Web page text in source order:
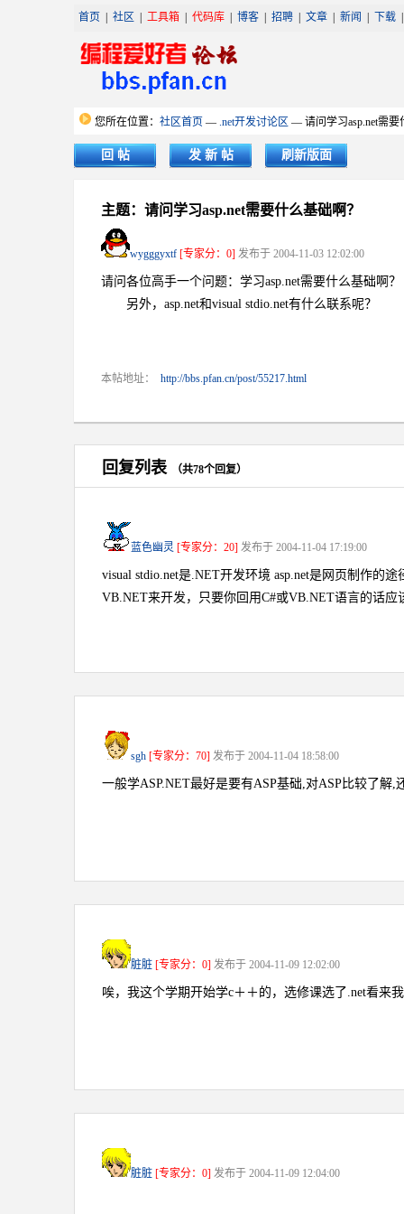
首页 社区 工具箱 代码库 博客 招聘 文章 新闻 下载
您所在位置： 社区首页 — .net开发讨论区 — 请问学习asp.net需要
回 帖 发 新 帖 刷新版面
主题：请问学习asp.net需要什么基础啊？
wygggyxtf [专家分：0] 发布于 2004-11-03 12:02:00
请问各位高手一个问题：学习asp.net需要什么基础啊？
另外，asp.net和visual stdio.net有什么联系呢？
本帖地址： http://bbs.pfan.cn/post/55217.html
回复列表 （共78个回复）
蓝色幽灵 [专家分：20] 发布于 2004-11-04 17:19:00
visual stdio.net是.NET开发环境 asp.net是网页制作的
VB.NET来开发，只要你回用C#或VB.NET语言的话应
sgh [专家分：70] 发布于 2004-11-04 18:58:00
一般学ASP.NET最好是要有ASP基础,对ASP比较了
脏脏 [专家分：0] 发布于 2004-11-09 12:02:00
唉，我这个学期开始学c＋＋的，选修课选了.net看来
脏脏 [专家分：0] 发布于 2004-11-09 12:04:00